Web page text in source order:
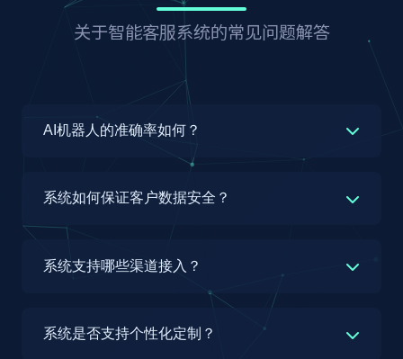
关于智能客服系统的常见问题解答
AI机器人的准确率如何？
乐易互联智能客服系统的AI机器人采用业界领先的
自然语言处理技术，经过大量行业数据训练和优
见问题，回答准确率可达95%以上。系统还具备
持续学习能力，通过实际对话不断优化模型，准确
率会随着使用时间逐步提升。对于复杂或模糊的问
题，系统会自动转接人工客服，并同步对话历史，
确保客户问题得到有效解决。
系统如何保证客户数据安全？
我们高度重视客户数据安全和隐私保护，采取多项
措施确保数据安全：1) 数据传输全程采用
SSL/TLS加密；2) 数据存储采用AES-256加密；3)
严格的身份认证和权限控制，支持细粒度操作权
限；4) 完善的数据访问审计日志；5) 定期数据备
系统支持哪些渠道接入？
乐易互联智能客服系统支持多种渠道接入，包括：
1) 网站在线客服：支持PC端和移动端网站接入；
系统是否支持个性化定制？